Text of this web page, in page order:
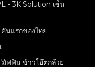
- 3K Solution เซ็น
นแรกของไทย
มัฟฟิน ข้าวโอ๊ตกล้วย